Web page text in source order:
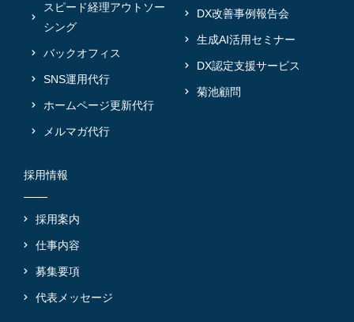
スピード経理アウトソー
シング
バックオフィス
SNS運用代行
ホームページ更新代行
メルマガ代行
DX改善事例報告会
生成AI活用セミナー
DX認定支援サービス
菊池顧問
採用情報
採用案内
仕事内容
募集要項
代表メッセージ